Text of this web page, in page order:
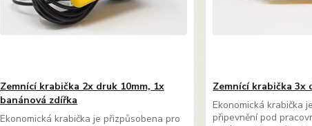
Zemnící krabička 2x druk 10mm, 1x
banánová zdířka
Ekonomická krabička je přizpůsobena pro
Zemnící krabička 3x
Ekonomická krabička
připevnění pod